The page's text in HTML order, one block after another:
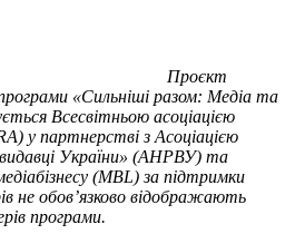
Проєкт
«Сильніші разом: Медіа та
Всесвітньою асоціацією
у партнерстві з Асоціацією
видавці України» (АНРВУ) та
(MBL) за підтримки
не обов’язково відображають
програми.